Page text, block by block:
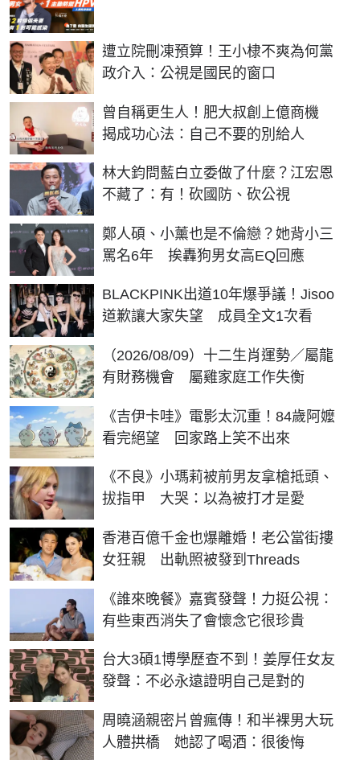
遭立院刪凍預算！王小棣不爽為何黨
政介入：公視是國民的窗口
曾自稱更生人！肥大叔創上億商機
揭成功心法：自己不要的別給人
林大鈞問藍白立委做了什麼？江宏恩
不藏了：有！砍國防、砍公視
鄭人碩、小薰也是不倫戀？她背小三
罵名6年 挨轟狗男女高EQ回應
BLACKPINK出道10年爆爭議！Jisoo
道歉讓大家失望 成員全文1次看
（2026/08/09）十二生肖運勢／屬龍
有財務機會 屬雞家庭工作失衡
《吉伊卡哇》電影太沉重！84歲阿嬤
看完絕望 回家路上笑不出來
《不良》小瑪莉被前男友拿槍抵頭、
拔指甲 大哭：以為被打才是愛
香港百億千金也爆離婚！老公當街摟
女狂親 出軌照被發到Threads
《誰來晚餐》嘉賓發聲！力挺公視：
有些東西消失了會懷念它很珍貴
台大3碩1博學歷查不到！姜厚任女友
發聲：不必永遠證明自己是對的
周曉涵親密片曾瘋傳！和半裸男大玩
人體拱橋 她認了喝酒：很後悔